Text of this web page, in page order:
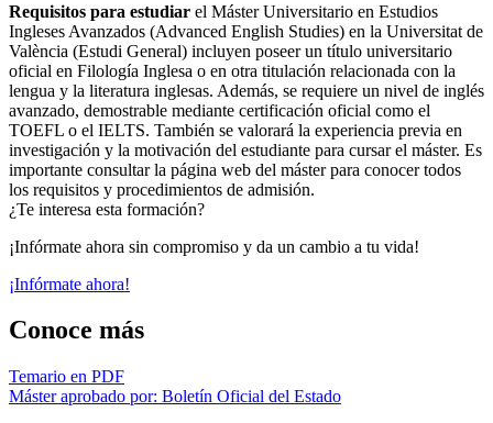
Requisitos para estudiar el Máster Universitario en Estudios
Ingleses Avanzados (Advanced English Studies) en la Universitat de
València (Estudi General) incluyen poseer un título universitario
oficial en Filología Inglesa o en otra titulación relacionada con la
lengua y la literatura inglesas. Además, se requiere un nivel de inglés
avanzado, demostrable mediante certificación oficial como el
TOEFL o el IELTS. También se valorará la experiencia previa en
investigación y la motivación del estudiante para cursar el máster. Es
importante consultar la página web del máster para conocer todos
los requisitos y procedimientos de admisión.
¿Te interesa esta formación?
¡Infórmate ahora sin compromiso y da un cambio a tu vida!
¡Infórmate ahora!
Conoce más
Temario en PDF
Máster aprobado por: Boletín Oficial del Estado